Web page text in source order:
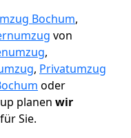
Bochum,
von
,
, Privatumzug
oder
planen wir
für Sie.